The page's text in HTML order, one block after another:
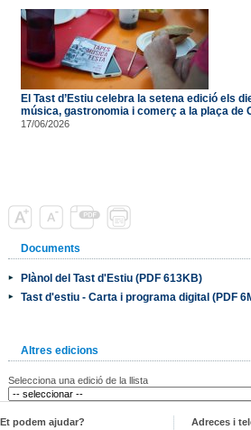
El Tast d’Estiu celebra la setena edició els
música, gastronomia i comerç a la plaça de
17/06/2026
Documents
Plànol del Tast d'Estiu (PDF 613KB)
Tast d'estiu - Carta i programa digital (PDF
Altres edicions
Selecciona una edició de la llista
Et podem ajudar?
Adreces i